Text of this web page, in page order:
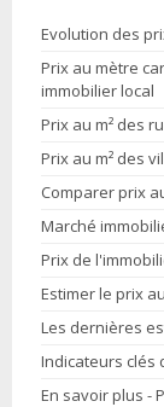
Evolution des
Prix au mètre
immobilier local
Prix au m² des
Prix au m² des
Comparer prix
Marché
Prix de
Estimer le prix
Les dernières
Indicateurs clés
En savoir plus -